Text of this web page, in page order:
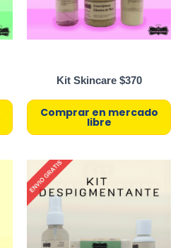
Kit Skincare $370
Comprar en mercado
libre